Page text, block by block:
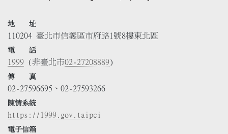
地 址
110204 臺北市信義區市府路1號8樓東北區
電 話
1999 (非臺北市02-27208889)
傳 真
02-27596695、02-27593266
陳情系統
https://1999.gov.taipei
電子信箱